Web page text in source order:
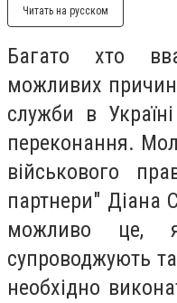
Читать на русском
Багато хто
можливих причин
служби в
переконання. М
військового
партнери" Діана
можливо це,
супроводжують
необхідно